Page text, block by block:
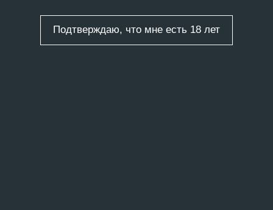
Подтверждаю, что мне есть 18 лет